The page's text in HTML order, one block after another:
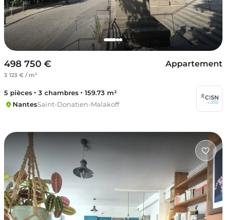
498 750 €
3 123 € / m²
Appartement
5 pièces 3 chambres
159.73 m²
NantesSaint-Donatien-Malakoff